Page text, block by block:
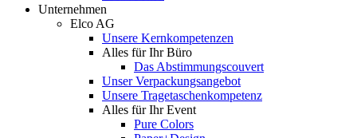
Unternehmen
Elco AG
Unsere Kernkompetenzen
Alles für Ihr Büro
Das Abstimmungscouvert
Unser Verpackungsangebot
Unsere Tragetaschenkompetenz
Alles für Ihr Event
Pure Colors